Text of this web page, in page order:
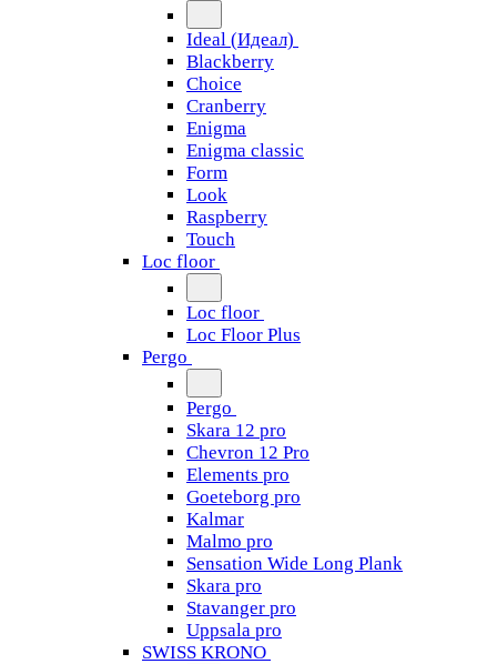
Ideal (Идеал)
Blackberry
Choice
Cranberry
Enigma
Enigma classic
Form
Look
Raspberry
Touch
Loc floor
Loc floor
Loc Floor Plus
Pergo
Pergo
Skara 12 pro
Chevron 12 Pro
Elements pro
Goeteborg pro
Kalmar
Malmo pro
Sensation Wide Long Plank
Skara pro
Stavanger pro
Uppsala pro
SWISS KRONO